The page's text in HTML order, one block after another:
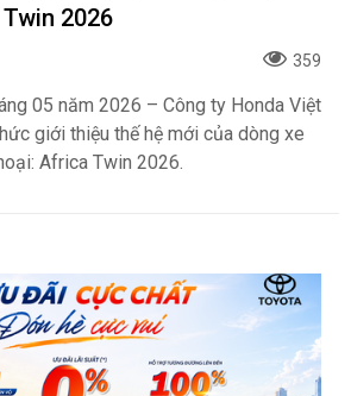
2026
359
05 năm 2026 – Công ty Honda Việt
giới thiệu thế hệ mới của dòng xe
Africa Twin 2026.